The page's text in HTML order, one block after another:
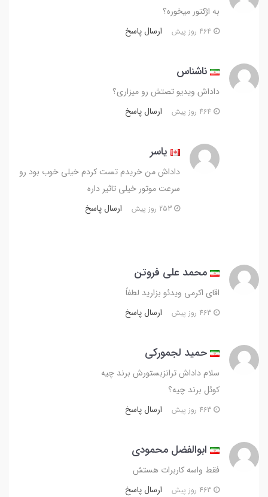
به اژکتور میخوره؟
ارسال پاسخ
ناشناس
داداش ویدیو تصتش رو میزاری؟
ارسال پاسخ
یاسر
داداش من خریدم تست کردم خیلی خوب بود رو
سرعت موتور خیلی تاثیر داره
ارسال پاسخ
محمد علی فروتن
اقای اکرمی ویدئو بزارید لطفاً
ارسال پاسخ
حمید لجمورکی
سلام داداش ترانزبستورش برند چیه
کوئل برند چیه؟
ارسال پاسخ
ابوالفضل محمودی
فقط واسه کاربرات هستش
ارسال پاسخ